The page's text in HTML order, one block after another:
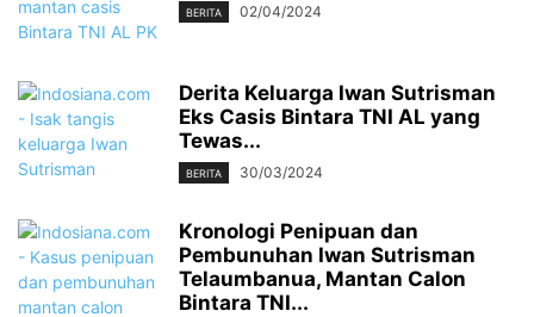
BERITA 02/04/2024
Derita Keluarga Iwan Sutrisman
Eks Casis Bintara TNI AL yang
Tewas...
BERITA 30/03/2024
Kronologi Penipuan dan
Pembunuhan Iwan Sutrisman
Telaumbanua, Mantan Calon
Bintara TNI...